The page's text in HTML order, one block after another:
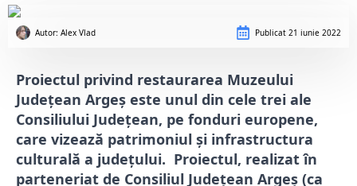
Autor: Alex Vlad Publicat 21 iunie 2022
Proiectul privind restaurarea Muzeului
Județean Argeș este unul din cele trei ale
Consiliului Județean, pe fonduri europene,
care vizează patrimoniul și infrastructura
culturală a județului. Proiectul, realizat în
parteneriat de Consiliul Județean Argeș (ca